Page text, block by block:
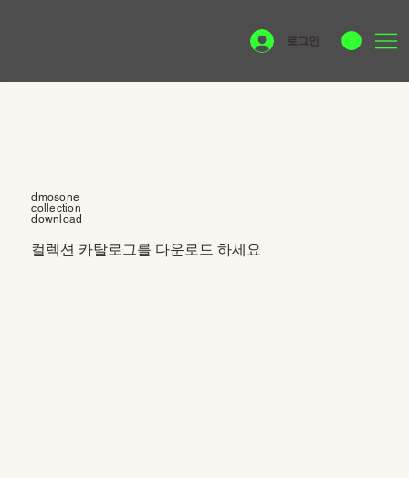
로그인
dmosone
collection
download
컬렉션 카탈로그를 다운로드 하세요